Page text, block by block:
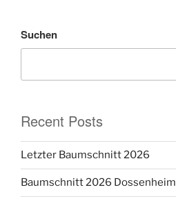
Suchen
Recent Posts
Letzter Baumschnitt 2026
Baumschnitt 2026 Dossenheim